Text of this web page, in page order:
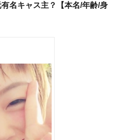
名キャス主？【本名/年齢/身